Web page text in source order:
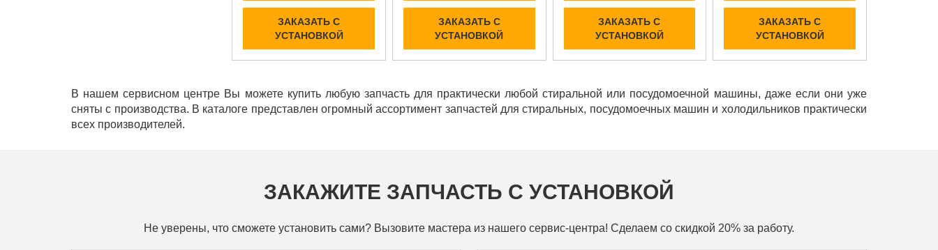
ЗАКАЗАТЬ С
УСТАНОВКОЙ
ЗАКАЗАТЬ С
УСТАНОВКОЙ
ЗАКАЗАТЬ С
УСТАНОВКОЙ
ЗАКАЗАТЬ С
УСТАНОВКОЙ
В нашем сервисном центре Вы можете купить любую запчасть для практически любой стиральной или посудомоечной машины, даже если они уже
сняты с производства. В каталоге представлен огромный ассортимент запчастей для стиральных, посудомоечных машин и холодильников практически
всех производителей.
ЗАКАЖИТЕ ЗАПЧАСТЬ С УСТАНОВКОЙ
Не уверены, что сможете установить сами? Вызовите мастера из нашего сервис-центра! Сделаем со скидкой 20% за работу.